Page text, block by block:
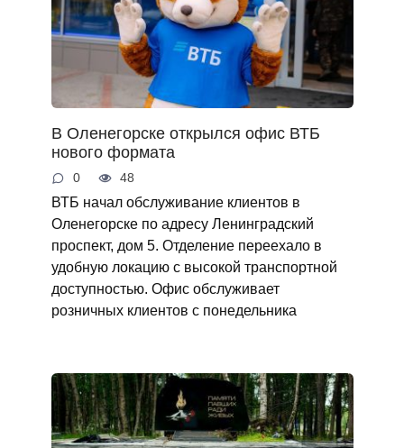
В Оленегорске открылся офис ВТБ
нового формата
0 48
ВТБ начал обслуживание клиентов в
Оленегорске по адресу Ленинградский
проспект, дом 5. Отделение переехало в
удобную локацию с высокой транспортной
доступностью. Офис обслуживает
розничных клиентов с понедельника